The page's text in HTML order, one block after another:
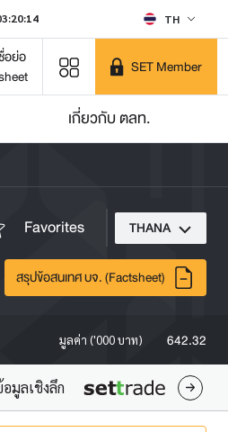
TH
อย่อ
SET Member
เกี่ยวกับ ตลท.
Favorites THANA
สรุปข้อสนเทศ บจ. (Factsheet)
มูลค่า ('000 บาท) 642.32
มูลเชิงลึก